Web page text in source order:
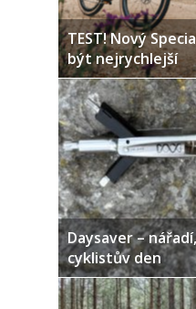
TEST! Nový
být nejrychlejší
Daysaver –
cyklistův den